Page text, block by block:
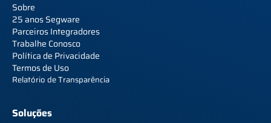
Sobre
25 anos Segware
Parceiros Integradores
Trabalhe Conosco
Política de Privacidade
Termos de Uso
Relatório de Transparência
Soluções